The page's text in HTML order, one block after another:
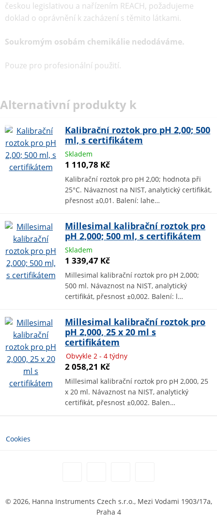
českou legislativou a nařízením REACH, požadujeme
doklad o oprávnění k zacházení s těmito látkami.
Soukromým osobám chemikálie nedodáváme.
Pouze pro profesionální použití.
Alternativní produkty k
Kalibrační roztok pro pH 2,00; 500
ml, s certifikátem
Skladem
1 110,78 Kč
Kalibrační roztok pro pH 2,00; hodnota při
25°C. Návaznost na NIST, analytický certifikát,
přesnost ±0,01. Balení: lahe…
Millesimal kalibrační roztok pro
pH 2,000; 500 ml, s certifikátem
Skladem
1 339,47 Kč
Millesimal kalibrační roztok pro pH 2,000;
500 ml. Návaznost na NIST, analytický
certifikát, přesnost ±0,002. Balení: l…
Millesimal kalibrační roztok pro
pH 2,000, 25 x 20 ml s
certifikátem
Obvykle 2 - 4 týdny
2 058,21 Kč
Millesimal kalibrační roztok pro pH 2,000, 25
x 20 ml. Návaznost na NIST, analytický
certifikát, přesnost ±0,002. Balen…
Cookies
© 2026, Hanna Instruments Czech s.r.o., Mezi Vodami 1903/17a,
Praha 4